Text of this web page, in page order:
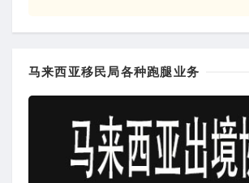
马来西亚移民局各种跑腿业务